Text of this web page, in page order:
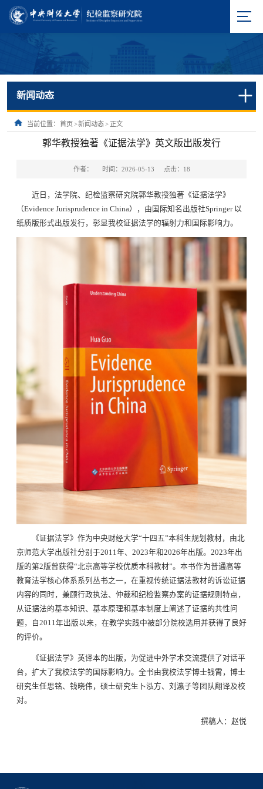
新闻动态
当前位置： 首页>新闻动态> 正文
郭华教授独著《证据法学》英文版出版发行
作者： 时间：2026-05-13 点击： 18
近日，法学院、纪检监察研究院郭华教授独著《证据法学》
（Evidence Jurisprudence in China），由国际知名出版社Springer 以
纸质版形式出版发行，彰显我校证据法学的辐射力和国际影响力。
《证据法学》作为中央财经大学“十四五”本科生规划教材，由北
京师范大学出版社分别于2011年、2023年和2026年出版。2023年出
版的第2版曾获得“北京高等学校优质本科教材”。本书作为普通高等
教育法学核心体系系列丛书之一，在重视传统证据法教材的诉讼证据
内容的同时，兼顾行政执法、仲裁和纪检监察办案的证据规则特点，
从证据法的基本知识、基本原理和基本制度上阐述了证据的共性问
题，自2011年出版以来，在教学实践中被部分院校选用并获得了良好
的评价。
《证据法学》英译本的出版，为促进中外学术交流提供了对话平
台，扩大了我校法学的国际影响力。全书由我校法学博士钱霄，博士
研究生任思铭、钱晓伟，硕士研究生卜泓方、刘瀛子等团队翻译及校
对。
撰稿人：赵悦